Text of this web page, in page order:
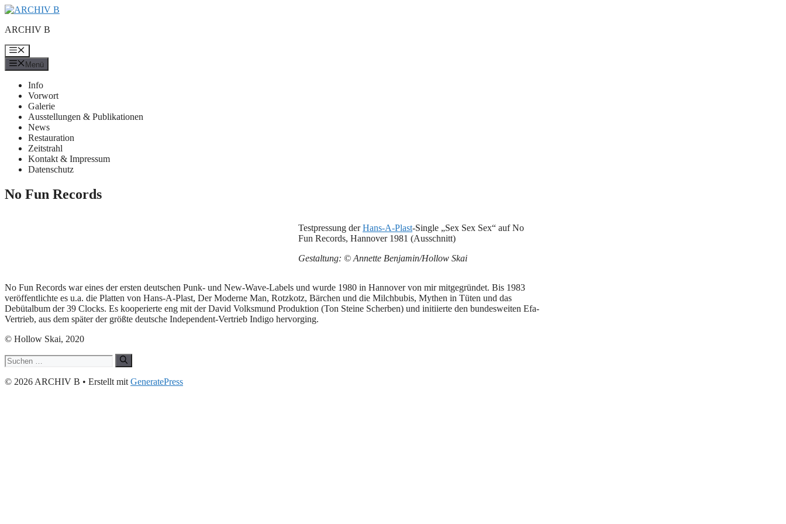
Zum
springen
ARCHIV B
Menü
Menü
Info
Vorwort
Galerie
Ausstellungen & Publikationen
News
Restauration
Zeitstrahl
Kontakt & Impressum
Datenschutz
No Fun Records
Testpressung derHans-A-Plast-Single „Sex Sex Sex“ auf No
Fun Records, Hannover 1981 (Ausschnitt)
Gestaltung: © Annette Benjamin/Hollow Skai
No Fun Records war eines der ersten deutschen Punk- und New-Wave-Labels und wurde 1980 in Hannover von mir mitgegründet. Bis 1983
veröffentlichte es u.a. die Platten von Hans-A-Plast, Der Moderne Man, Rotzkotz, Bärchen und die Milchbubis, Mythen in Tüten und das
Debütalbum der 39 Clocks. Es kooperierte eng mit der David Volksmund Produktion (Ton Steine Scherben) und initiierte den bundesweiten Efa-
Vertrieb, aus dem später der größte deutsche Independent-Vertrieb Indigo hervorging.
© Hollow Skai, 2020
Suchen
nach:
© 2026 ARCHIV B • Erstellt mit GeneratePress